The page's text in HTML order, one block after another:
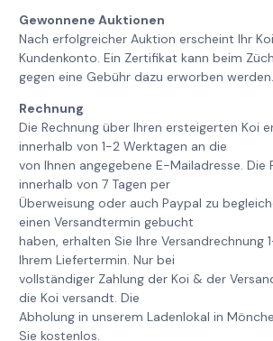
Gewonnene Auktionen
Nach erfolgreicher Auktion erscheint Ihr
Kundenkonto. Ein Zertifikat kann beim
gegen eine Gebühr dazu erworben werden.
Rechnung
Die Rechnung über Ihren ersteigerten Koi
innerhalb von 1-2 Werktagen an die
von Ihnen angegebene E-Mailadresse. Die
innerhalb von 7 Tagen per
Überweisung oder auch Paypal zu
einen Versandtermin gebucht
haben, erhalten Sie Ihre Versandrechnung
Ihrem Liefertermin. Nur bei
vollständiger Zahlung der Koi & der
die Koi versandt. Die
Abholung in unserem Ladenlokal in
Sie kostenlos.